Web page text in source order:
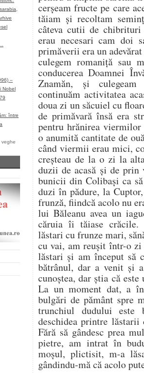
–
Nobel
între
veghe
cerșeam fructe pe care
tăiam și recoltam
câteva cutii de chibrituri
erau necesari cam doi
primăverii era un
culegem romaniță sau
conducerea Doamnei
Znamăn, și
continuăm activitatea
doua zi un săcuiel cu
de primăvară însă era
pentru hrănirea viermilor
o anumită cantitate de
când viermii erau mici,
creșteau de la o zi la
duzii de acasă și de prin
bunicii din Colibași ca
duzi în pădure, la
frunză, fiindcă acolo nu
lui Băleanu avea un
căruia îi tăiase crăcile.
lăstari cu frunze mari,
cu vai, am reușit într-o
lăstari și am început să
bătrânul, dar a venit și
cunoștea, dar știa că
La un moment dat, a
bulgări de pământ spre
trunchiul dudului este
deschidea printre
Fără să gândesc prea
pietre, am intrat în
moșul, plictisit, m-a
gândindu-mă că acolo